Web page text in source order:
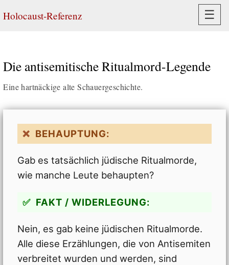
Holocaust-Referenz ☰
Die antisemitische Ritualmord-Legende
Eine hartnäckige alte Schauergeschichte.
BEHAUPTUNG:
Gab es tatsächlich jüdische Ritualmorde,
wie manche Leute behaupten?
FAKT / WIDERLEGUNG:
Nein, es gab keine jüdischen Ritualmorde.
Alle diese Erzählungen, die von Antisemiten
verbreitet wurden und werden, sind